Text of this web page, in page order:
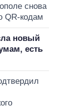
снова
QR-кодам
новый
есть